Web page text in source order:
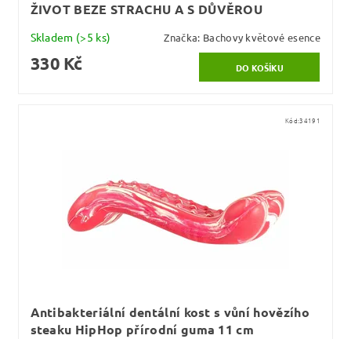
ŽIVOT BEZE STRACHU A S DŮVĚROU
Skladem (>5 ks) Značka: Bachovy květové esence
330 Kč
Kód:34191
Antibakteriální dentální kost s vůní hovězího
steaku HipHop přírodní guma 11 cm